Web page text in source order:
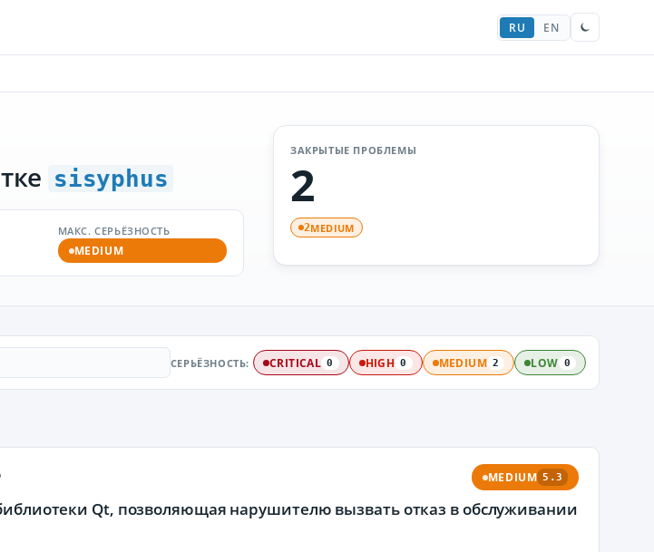
RU EN
sisyphus
МАКС. СЕРЬЁЗНОСТЬ
MEDIUM
ЗАКРЫТЫЕ ПРОБЛЕМЫ
2
2MEDIUM
СЕРЬЁЗНОСТЬ: CRITICAL 0 HIGH 0 MEDIUM 2 LOW 0
MEDIUM 5.3
Qt, позволяющая нарушителю вызвать отказ в обслуживании